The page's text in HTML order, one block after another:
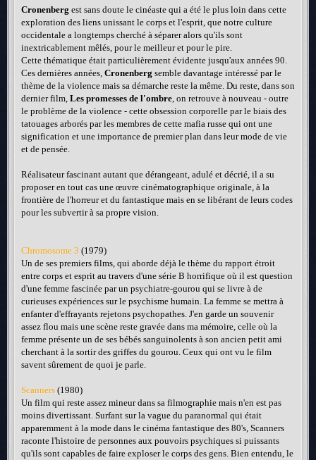
Cronenberg est sans doute le cinéaste qui a été le plus loin dans cette
exploration des liens unissant le corps et l'esprit, que notre culture
occidentale a longtemps cherché à séparer alors qu'ils sont
inextricablement mêlés, pour le meilleur et pour le pire.
Cette thématique était particulièrement évidente jusqu'aux années 90.
Ces dernières années, Cronenberg semble davantage intéressé par le
thème de la violence mais sa démarche reste la même. Du reste, dans son
dernier film, Les promesses de l'ombre, on retrouve à nouveau - outre
le problème de la violence - cette obsession corporelle par le biais des
tatouages arborés par les membres de cette mafia russe qui ont une
signification et une importance de premier plan dans leur mode de vie
et de pensée.
Réalisateur fascinant autant que dérangeant, adulé et décrié, il a su
proposer en tout cas une œuvre cinématographique originale, à la
frontière de l'horreur et du fantastique mais en se libérant de leurs codes
pour les subvertir à sa propre vision.
Chromosome 3 (1979)
Un de ses premiers films, qui aborde déjà le thème du rapport étroit
entre corps et esprit au travers d'une série B horrifique où il est question
d'une femme fascinée par un psychiatre-gourou qui se livre à de
curieuses expériences sur le psychisme humain. La femme se mettra à
enfanter d'effrayants rejetons psychopathes. J'en garde un souvenir
assez flou mais une scène reste gravée dans ma mémoire, celle où la
femme présente un de ses bébés sanguinolents à son ancien petit ami
cherchant à la sortir des griffes du gourou. Ceux qui ont vu le film
savent sûrement de quoi je parle.
Scanners (1980)
Un film qui reste assez mineur dans sa filmographie mais n'en est pas
moins divertissant. Surfant sur la vague du paranormal qui était
apparemment à la mode dans le cinéma fantastique des 80's, Scanners
raconte l'histoire de personnes aux pouvoirs psychiques si puissants
qu'ils sont capables de faire exploser le corps des gens. Bien entendu, le